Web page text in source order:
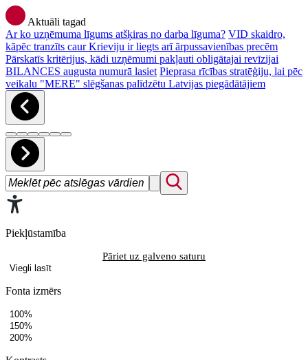
Aktuāli tagad
Ar ko uzņēmuma līgums atšķiras no darba līguma? VID skaidro,
kāpēc tranzīts caur Krieviju ir liegts arī ārpussavienības precēm
Pārskatīs kritērijus, kādi uzņēmumi pakļauti obligātajai revīzijai
BILANCES augusta numurā lasiet Pieprasa rīcības stratēģiju, lai pēc
veikalu "MERE" slēgšanas palīdzētu Latvijas piegādātājiem
Piekļūstamība
Pāriet uz galveno saturu
Viegli lasīt
Fonta izmērs
100%
150%
200%